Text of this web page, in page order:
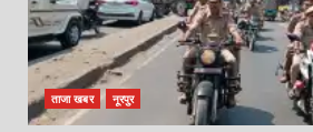
ताजा खबर नूरपुर